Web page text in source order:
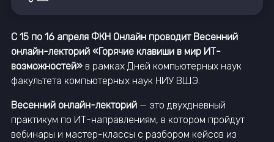
С 15 по 16 апреля ФКН Онлайн проводит Весенний
онлайн-лекторий «Горячие клавиши в мир ИТ-
возможностей» в рамках Дней компьютерных наук
факультета компьютерных наук НИУ ВШЭ.
Весенний онлайн-лекторий — это двухдневный
практикум по ИТ-направлениям, в котором пройдут
вебинары и мастер-классы с разбором кейсов из